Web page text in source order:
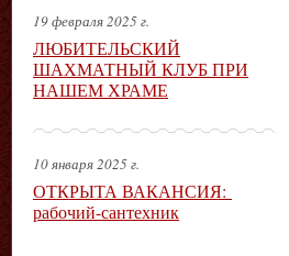
19 февраля 2025 г.
ЛЮБИТЕЛЬСКИЙ
ШАХМАТНЫЙ КЛУБ ПРИ
НАШЕМ ХРАМЕ
10 января 2025 г.
ОТКРЫТА ВАКАНСИЯ:
рабочий-сантехник